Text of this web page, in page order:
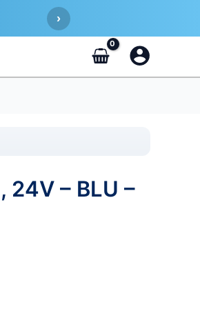
›
24V – BLU –